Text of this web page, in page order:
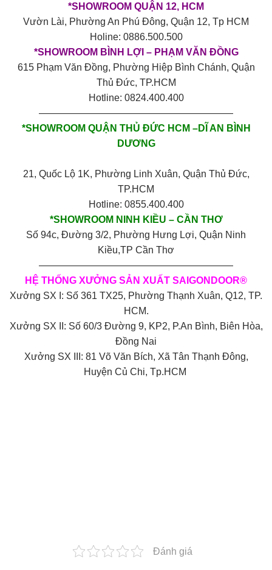
*SHOWROOM QUẬN 12, HCM
Vườn Lài, Phường An Phú Đông, Quận 12, Tp HCM
Holine: 0886.500.500
*SHOWROOM BÌNH LỢI – PHẠM VĂN ĐỒNG
615 Phạm Văn Đồng, Phường Hiệp Bình Chánh, Quận
Thủ Đức, TP.HCM
Hotline: 0824.400.400
————————————————————
*SHOWROOM QUẬN THỦ ĐỨC HCM –DĨ AN BÌNH
DƯƠNG
21, Quốc Lộ 1K, Phường Linh Xuân, Quận Thủ Đức,
TP.HCM
Hotline: 0855.400.400
*SHOWROOM NINH KIỀU – CẦN THƠ
Số 94c, Đường 3/2, Phường Hưng Lợi, Quận Ninh
Kiều,TP Cần Thơ
————————————————————
HỆ THỐNG XƯỞNG SẢN XUẤT SAIGONDOOR®
Xưởng SX I: Số 361 TX25, Phường Thạnh Xuân, Q12, TP.
HCM.
Xưởng SX II: Số 60/3 Đường 9, KP2, P.An Bình, Biên Hòa,
Đồng Nai
Xưởng SX III: 81 Võ Văn Bích, Xã Tân Thạnh Đông,
Huyện Củ Chi, Tp.HCM
Đánh giá